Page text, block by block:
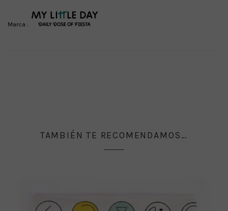
Marca :
TAMBIÉN TE RECOMENDAMOS…